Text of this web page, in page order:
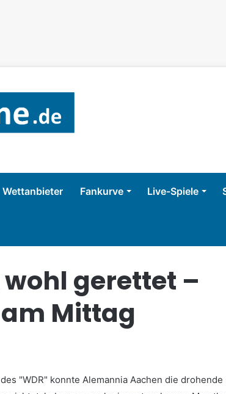
Wettanbieter Fankurve Live-Spiele
gerettet –
Mittag
"WDR" konnte Alemannia Aachen die drohende